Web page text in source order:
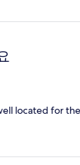
located for